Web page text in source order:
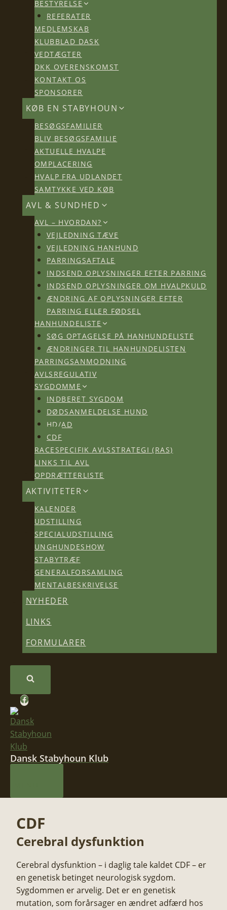
BESTYRELSE
REFERATER
MEDLEMSKAB
KLUBBLAD DASK
VEDTÆGTER
DKK OVERENSKOMST
KONTAKT OS
SPONSORER
KØB EN STABYHOUN
BESØGSFAMILIER
BLIV BESØGSFAMILIE
AKTUELLE HVALPE
OMPLACERING
HVALP FRA UDLANDET
SAMTYKKE VED KØB
AVL & SUNDHED
AVL – HVORDAN?
VEJLEDNING TÆVE
VEJLEDNING HANHUND
PARRINGSAFTALE
INDSEND OPLYSNINGER EFTER PARRING
INDSEND OPLYSNINGER OM HVALPKULD
ÆNDRING AF OPLYSNINGER EFTER
PARRING ELLER FØDSEL
HANHUNDELISTE
SØG OPTAGELSE PÅ HANHUNDELISTE
ÆNDRINGER TIL HANHUNDELISTEN
PARRINGSANMODNING
AVLSREGULATIV
SYGDOMME
INDBERET SYGDOM
DØDSANMELDELSE HUND
HD/AD
CDF
RACESPECIFIK AVLSSTRATEGI (RAS)
LINKS TIL AVL
OPDRÆTTERLISTE
AKTIVITETER
KALENDER
UDSTILLING
SPECIALUDSTILLING
UNGHUNDESHOW
STABYTRÆF
GENERALFORSAMLING
MENTALBESKRIVELSE
NYHEDER
LINKS
FORMULARER
Dansk Stabyhoun Klub
​CDF
Cerebral dysfunktion
Cerebral dysfunktion – i daglig tale kaldet CDF – er
en genetisk betinget neurologisk sygdom.
Sygdommen er arvelig. Det er en genetisk
mutation, som forårsager en ændret adfærd hos